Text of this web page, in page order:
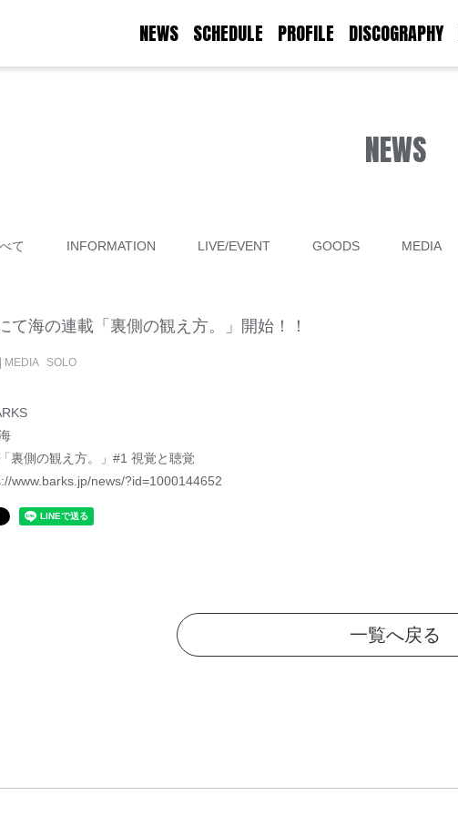
NEWS SCHEDULE PROFILE DISCOGRAPHY
NEWS
て INFORMATION LIVE/EVENT GOODS MEDIA
て海の連載「裏側の観え方。」開始！！
MEDIA SOLO
裏側の観え方。」#1 視覚と聴覚
www.barks.jp/news/?id=1000144652
一覧へ戻る